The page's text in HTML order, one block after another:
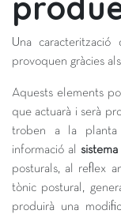
Una
provoquen gràcies
Aquests elements
que actuarà i serà
troben a la planta
informació al
posturals, al reflex
tònic postural,
produirà una